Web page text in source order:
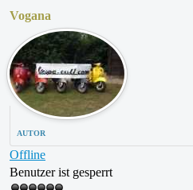
Vogana
AUTOR
Offline
Benutzer ist gesperrt